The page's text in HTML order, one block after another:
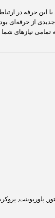
این حرفه در
از حرفه‌ای
نیازهای
پاورپوینت